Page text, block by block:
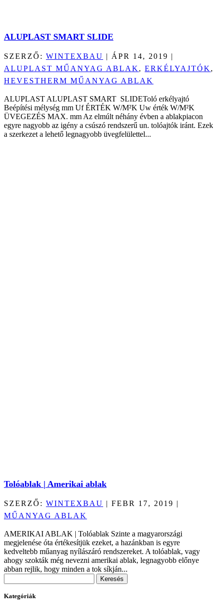
ALUPLAST SMART SLIDE
SZERZŐ: WINTEXBAU | ÁPR 14, 2019 |
ALUPLAST MŰANYAG ABLAK , ERKÉLYAJTÓK ,
HEVESTHERM MŰANYAG ABLAK
ALUPLAST ALUPLAST SMART SLIDEToló erkélyajtó
Beépítési mélység mm Uf ÉRTÉK W/M²K Uw érték W/M²K
ÜVEGEZÉS MAX. mm Az elmúlt néhány évben a ablakpiacon
egyre nagyobb az igény a csúszó rendszerű un. tolóajtók iránt. Ezek
a szerkezet a lehető legnagyobb üvegfelülettel...
Tolóablak | Amerikai ablak
SZERZŐ: WINTEXBAU | FEBR 17, 2019 |
MŰANYAG ABLAK
AMERIKAI ABLAK | Tolóablak Szinte a magyarországi
megjelenése óta értékesítjük ezeket, a hazánkban is egyre
kedveltebb műanyag nyílászáró rendszereket. A tolóablak, vagy
ahogy szokták még nevezni amerikai ablak, legnagyobb előnye
abban rejlik, hogy minden a tok síkján...
Kategóriák